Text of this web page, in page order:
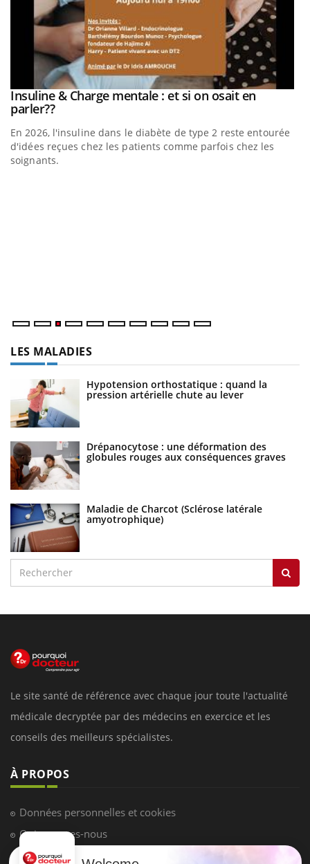
Youtube
Insuline & Charge mentale : et si on osait en
parler??Youtube
En 2026, l'insuline dans le diabète de type 2 reste entourée
d'idées reçues chez les patients comme parfois chez les
soignants.
LES MALADIES
Hypotension orthostatique : quand la
pression artérielle chute au lever
Drépanocytose : une déformation des
globules rouges aux conséquences graves
Maladie de Charcot (Sclérose latérale
amyotrophique)
Le site santé de référence avec chaque jour toute l'actualité
médicale decryptée par des médecins en exercice et les
conseils des meilleurs spécialistes.
À PROPOS
Données personnelles et cookies
Qui sommes-nous
Conditions d'utilisation